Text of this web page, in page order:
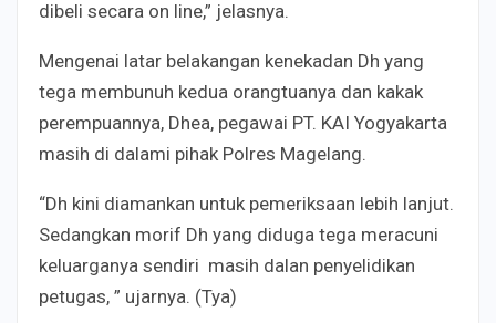
dibeli secara on line,” jelasnya.
Mengenai latar belakangan kenekadan Dh yang
tega membunuh kedua orangtuanya dan kakak
perempuannya, Dhea, pegawai PT. KAI Yogyakarta
masih di dalami pihak Polres Magelang.
“Dh kini diamankan untuk pemeriksaan lebih lanjut.
Sedangkan morif Dh yang diduga tega meracuni
keluarganya sendiri masih dalan penyelidikan
petugas, ” ujarnya. (Tya)